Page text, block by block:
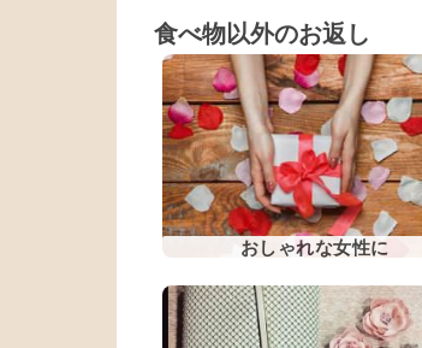
食べ物以外のお返し
おしゃれな女性に